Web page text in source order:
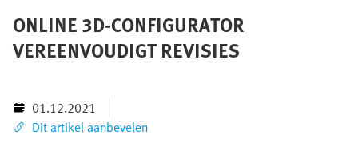
ONLINE 3D-CONFIGURATOR
VEREENVOUDIGT REVISIES
01.12.2021
Dit artikel aanbevelen